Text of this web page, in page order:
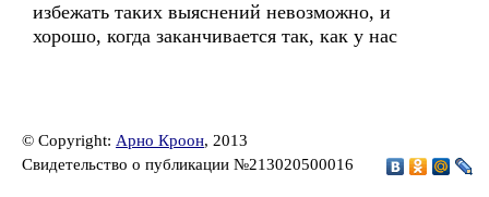
избежать таких выяснений невозможно, и
хорошо, когда заканчивается так, как у нас
© Copyright: Арно Кроон, 2013
Свидетельство о публикации №213020500016